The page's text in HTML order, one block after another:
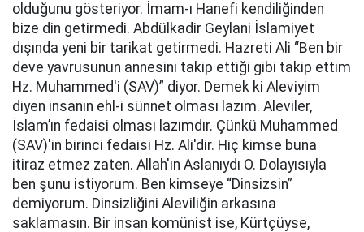
olduğunu gösteriyor. İmam-ı Hanefi kendiliğinden
bize din getirmedi. Abdülkadir Geylani İslamiyet
dışında yeni bir tarikat getirmedi. Hazreti Ali “Ben bir
deve yavrusunun annesini takip ettiği gibi takip ettim
Hz. Muhammed'i (SAV)” diyor. Demek ki Aleviyim
diyen insanın ehl-i sünnet olması lazım. Aleviler,
İslam’ın fedaisi olması lazımdır. Çünkü Muhammed
(SAV)'in birinci fedaisi Hz. Ali'dir. Hiç kimse buna
itiraz etmez zaten. Allah'ın Aslanıydı O. Dolayısıyla
ben şunu istiyorum. Ben kimseye “Dinsizsin”
demiyorum. Dinsizliğini Aleviliğin arkasına
saklamasın. Bir insan komünist ise, Kürtçüyse,